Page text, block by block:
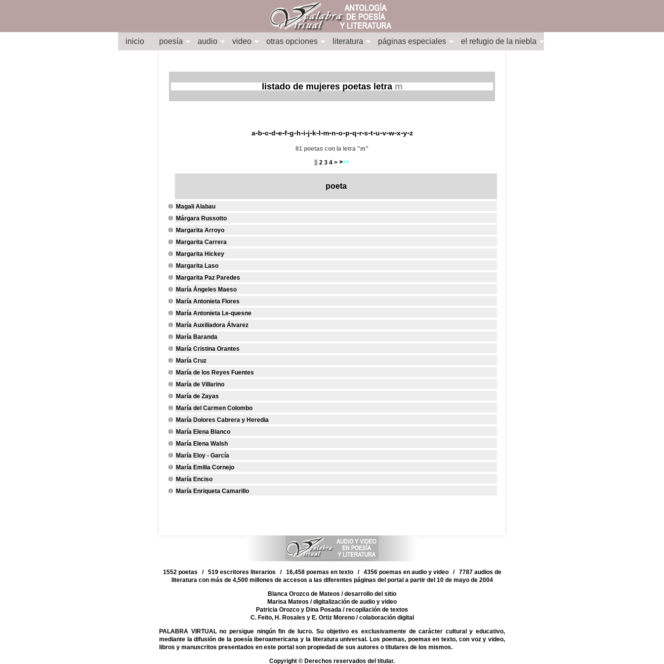
inicio poesía audio video otras opciones literatura páginas especiales el refugio de la niebla
listado de mujeres poetas letra m
a-b-c-d-e-f-g-h-i-j-k-l-m-n-o-p-q-r-s-t-u-v-w-x-y-z
81 poetas con la letra "m"
1 2 3 4 >
poeta
Magali Alabau
Márgara Russotto
Margarita Arroyo
Margarita Carrera
Margarita Hickey
Margarita Laso
Margarita Paz Paredes
María Ángeles Maeso
María Antonieta Flores
María Antonieta Le-quesne
María Auxiliadora Álvarez
María Baranda
María Cristina Orantes
María Cruz
María de los Reyes Fuentes
María de Villarino
María de Zayas
María del Carmen Colombo
María Dolores Cabrera y Heredia
María Elena Blanco
María Elena Walsh
María Eloy - García
María Emilia Cornejo
María Enciso
María Enriqueta Camarillo
1552 poetas / 519 escritores literarios / 16,458 poemas en texto / 4356 poemas en audio y video / 7787 audios de
literatura con más de 4,500 millones de accesos a las diferentes páginas del portal a partir del 10 de mayo de 2004
Blanca Orozco de Mateos / desarrollo del sitio
Marisa Mateos / digitalización de audio y video
Patricia Orozco y Dina Posada / recopilación de textos
C. Feito, H. Rosales y E. Ortiz Moreno/ colaboración digital
PALABRA VIRTUAL no persigue ningún fin de lucro. Su objetivo es exclusivamente de carácter cultural y educativo,
mediante la difusión de la poesía iberoamericana y la literatura universal. Los poemas, poemas en texto, con voz y video,
libros y manuscritos presentados en este portal son propiedad de sus autores o titulares de los mismos.
Copyright © Derechos reservados del titular.